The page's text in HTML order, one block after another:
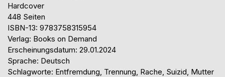
Hardcover
448 Seiten
ISBN-13: 9783758315954
Verlag: Books on Demand
Erscheinungsdatum: 29.01.2024
Sprache: Deutsch
Schlagworte: Entfremdung, Trennung, Rache, Suizid, Mutter